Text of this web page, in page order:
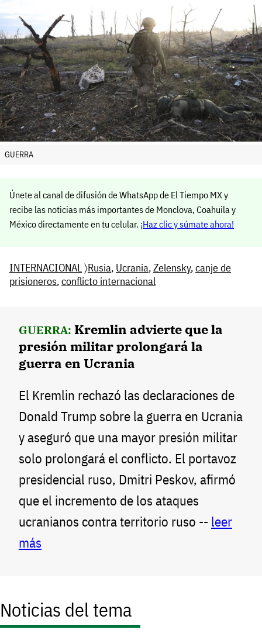
GUERRA
Únete al canal de difusión de WhatsApp de El Tiempo MX y
recibe las noticias más importantes de Monclova, Coahuila y
México directamente en tu celular. ¡Haz clic y súmate ahora!
INTERNACIONAL〉Rusia, Ucrania,Zelensky,canje de
prisioneros,conflicto internacional
GUERRA: Kremlin advierte que la
presión militar prolongará la
guerra en Ucrania
El Kremlin rechazó las declaraciones de
Donald Trump sobre la guerra en Ucrania
y aseguró que una mayor presión militar
solo prolongará el conflicto. El portavoz
presidencial ruso, Dmitri Peskov, afirmó
que el incremento de los ataques
ucranianos contra territorio ruso -- leer
más
Noticias del tema